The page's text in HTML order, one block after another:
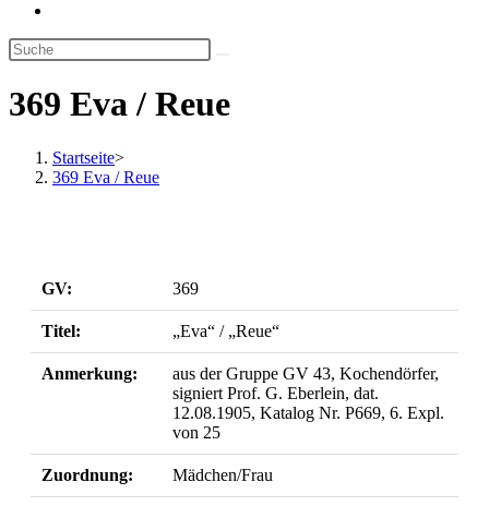
umschalten
369 Eva / Reue
Startseite>
369 Eva / Reue
GV: 369
Titel: „Eva“ / „Reue“
Anmerkung:
aus der Gruppe GV 43, Kochendörfer,
signiert Prof. G. Eberlein, dat.
12.08.1905, Katalog Nr. P669, 6. Expl.
von 25
Zuordnung: Mädchen/Frau